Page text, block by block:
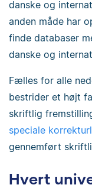
danske og
anden måde har
finde databaser
danske og
Fælles for alle
bestrider et højt
skriftlig
speciale
gennemført
Hvert